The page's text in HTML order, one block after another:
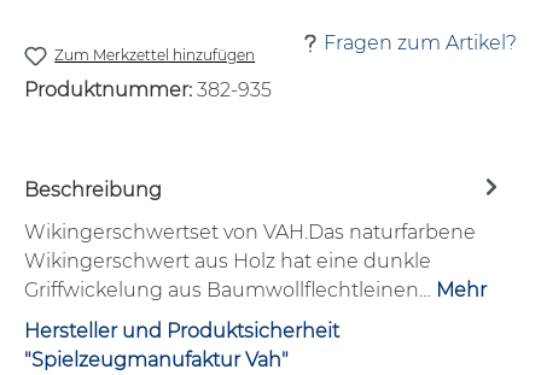
Zum Merkzettel hinzufügen
Fragen zum Artikel?
Produktnummer: 382-935
Beschreibung
Wikingerschwertset von VAH.Das naturfarbene
Wikingerschwert aus Holz hat eine dunkle
Griffwickelung aus Baumwollflechtleinen… Mehr
Hersteller und Produktsicherheit
"Spielzeugmanufaktur Vah"